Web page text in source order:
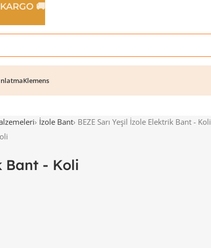
Klemens
› İzole Bant› BEZE Sarı Yeşil İzole Elektrik Bant - Koli
Bant - Koli
🚚